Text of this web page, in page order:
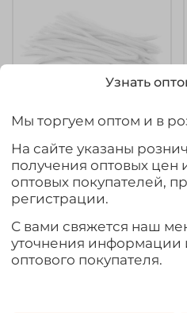
Кембрик
светонакопительный
Три Кита d 2.0-3.0
(20шт/уп, 10см)
63₽
Узнать
Мы торгуем оптом и в
На сайте указаны
получения оптовых цен
оптовых покупателей,
регистрации.
С вами свяжется наш
уточнения информации
оптового покупателя.